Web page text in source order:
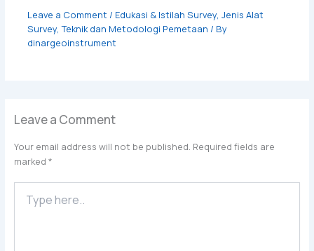
Leave a Comment/ Edukasi & Istilah Survey, Jenis Alat
Survey,Teknik dan Metodologi Pemetaan / By
dinargeoinstrument
Leave a Comment
Your email address will not be published. Required fields are
marked *
here..